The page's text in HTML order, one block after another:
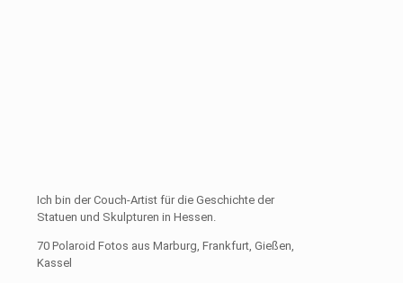
Ich bin der Couch-Artist für die Geschichte der
Statuen und Skulpturen in Hessen.
70 Polaroid Fotos aus Marburg, Frankfurt, Gießen,
Kassel